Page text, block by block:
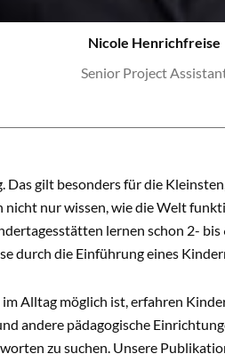
Nicole Henrichfreise
Senior Project
DER KITA
Das gilt besonders für die
nicht nur wissen, wie die Welt
lernen schon 2-
durch die Einführung eines
Alltag möglich ist, erfahren
andere pädagogische
zu suchen. Unsere